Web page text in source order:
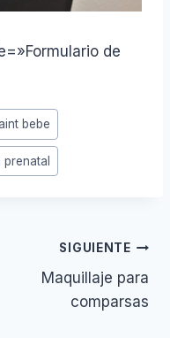
de
bebe
SIGUIENTE
Maquillaje para
comparsas